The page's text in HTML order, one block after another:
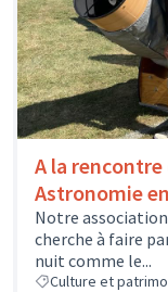
A la
Astronomie en
Notre association
cherche à faire
nuit comme le...
Culture et